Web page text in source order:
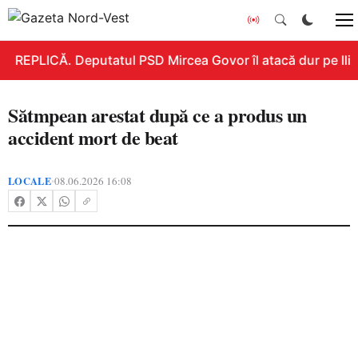
REPLICĂ. Deputatul PSD Mircea Govor îl atacă dur pe
Sătmpean arestat după ce a produs un
accident mort de beat
LOCALE•08.06.2026 16:08